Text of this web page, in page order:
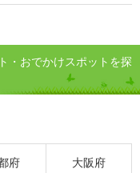
・おでかけスポットを探
府 大阪府